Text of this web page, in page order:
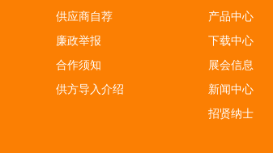
供应商自荐
廉政举报
合作须知
供方导入介绍
产品中心
下载中心
展会信息
新闻中心
招贤纳士